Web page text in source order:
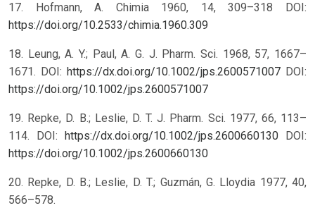
17. Hofmann, A. Chimia 1960, 14, 309–318 DOI:
https://doi.org/10.2533/chimia.1960.309
18. Leung, A. Y.; Paul, A. G. J. Pharm. Sci. 1968, 57, 1667–
1671. DOI: https://dx.doi.org/10.1002/jps.2600571007 DOI:
https://doi.org/10.1002/jps.2600571007
19. Repke, D. B.; Leslie, D. T. J. Pharm. Sci. 1977, 66, 113–
114. DOI: https://dx.doi.org/10.1002/jps.2600660130 DOI:
https://doi.org/10.1002/jps.2600660130
20. Repke, D. B.; Leslie, D. T.; Guzmán, G. Lloydia 1977, 40,
566–578.